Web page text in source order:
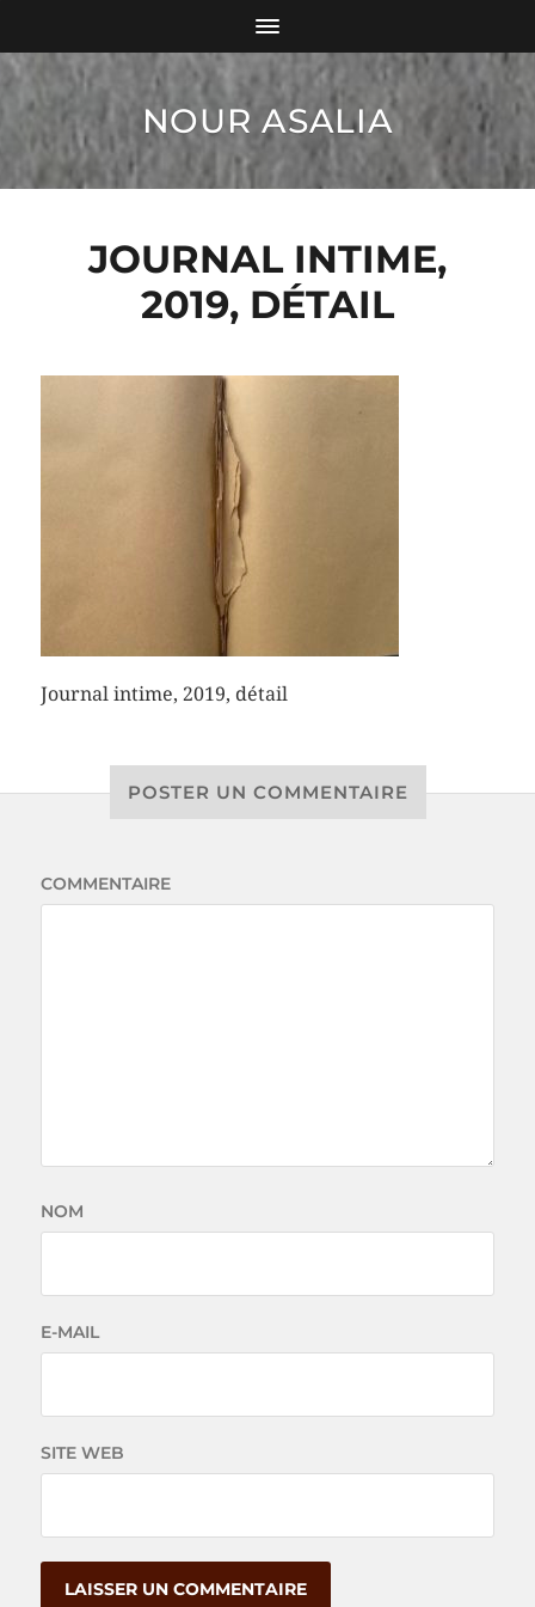
NOUR ASALIA
JOURNAL INTIME,
2019, DÉTAIL
Journal intime, 2019, détail
POSTER UN COMMENTAIRE
COMMENTAIRE
NOM
E-MAIL
SITE WEB